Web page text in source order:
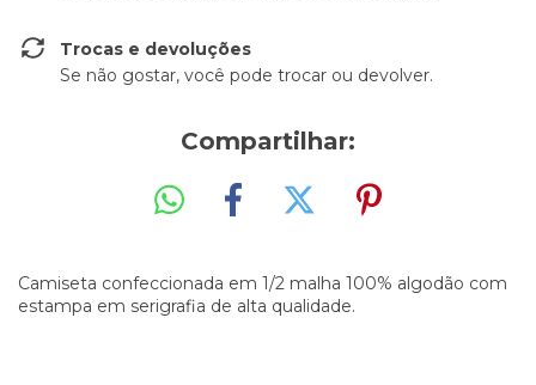
Trocas e devoluções
Se não gostar, você pode trocar ou devolver.
Compartilhar:
Camiseta confeccionada em 1/2 malha 100% algodão com
estampa em serigrafia de alta qualidade.